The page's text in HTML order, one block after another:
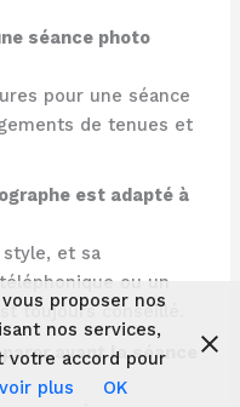
séance photo
pour une séance
de tenues et
est adapté à
et sa
ou un
toujours conseillé.
avant la séance
proposer nos
nos services,
votre accord pour
plus OK